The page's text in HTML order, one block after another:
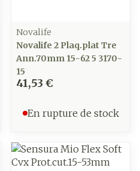
Novalife
Novalife 2 Plaq.plat Tre
Ann.70mm 15-62 5 3170-
15
41,53 €
En rupture de stock